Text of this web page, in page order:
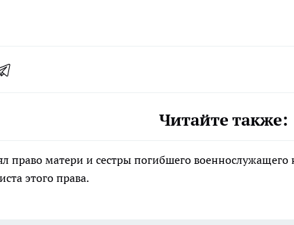
Читайте также:
право матери и сестры погибшего
этого права.